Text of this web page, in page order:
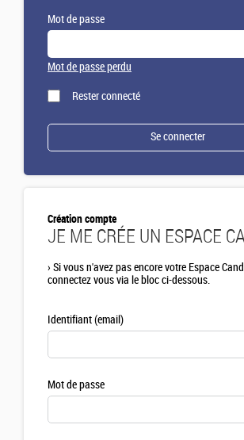
Mot de passe
Rester connecté
Mot de passe perdu
JE ME CRÉE UN ESPACE
› Si vous n'avez pas encore votre Espace
connectez vous via le bloc ci-dessous.
Création compte
Identifiant (email)
Mot de passe